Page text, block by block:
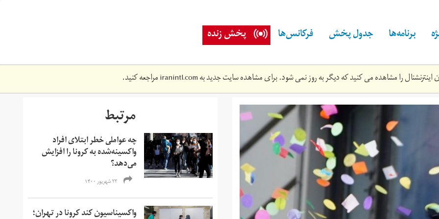
برنامه‌ها جدول پخش فرکانس‌ها پخش زنده
را مشاهده می کنید که دیگر به روز نمی شود. برای مشاهده سایت جدید بهiranintl.comمراجعه کنید.
مرتبط
چه عواملی خطر ابتلای افراد
واکسینه‌شده به کرونا را افزایش
می‌دهد؟
۲۳ شهریور ۱۴۰۰
واکسیناسیون کند کرونا در تهران؛